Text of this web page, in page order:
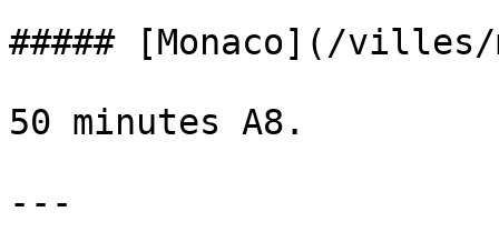
##### [Monaco](/villes/
50 minutes A8.
---